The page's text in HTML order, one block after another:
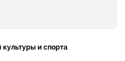
и спорта